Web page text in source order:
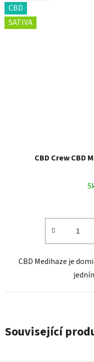
Související
CBD
SATIVA
CBD Crew CBD
CBD Medihaze je